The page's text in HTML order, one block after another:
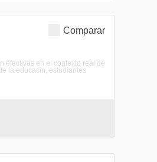
Comparar
efectivas en el contexto real de
la educacin, estudiantes